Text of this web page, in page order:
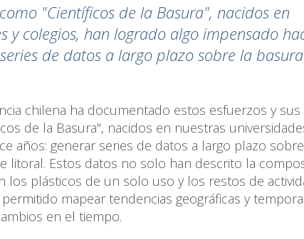
"Científicos de la Basura", nacidos en
y colegios, han logrado algo impensado
de datos a largo plazo sobre la basura
chilena ha documentado estos esfuerzos y sus
de la Basura", nacidos en nuestras
años: generar series de datos a largo plazo
litoral. Estos datos no solo han descrito la
plásticos de un solo uso y los restos de
mapear tendencias geográficas y
en el tiempo.